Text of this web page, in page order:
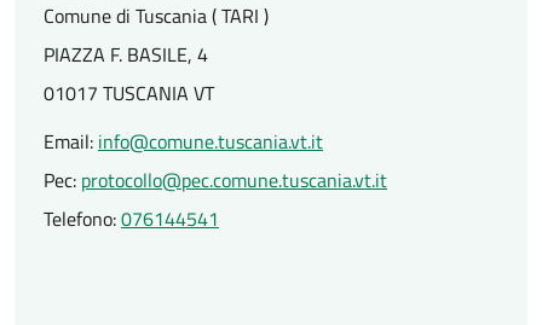
Comune di Tuscania ( TARI )
PIAZZA F. BASILE, 4
01017 TUSCANIA VT
Email: info@comune.tuscania.vt.it
Pec: protocollo@pec.comune.tuscania.vt.it
Telefono:076144541